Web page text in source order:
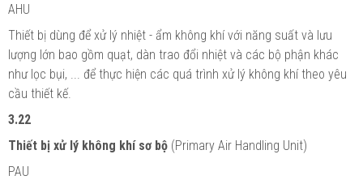
AHU
Thiết bị dùng để xử lý nhiệt - ẩm không khí với năng suất và lưu
lượng lớn bao gồm quạt, dàn trao đổi nhiệt và các bộ phận khác
như lọc bụi, ... để thực hiện các quá trình xử lý không khí theo yêu
cầu thiết kế.
3.22
Thiết bị xử lý không khí sơ bộ (Primary Air Handling Unit)
PAU